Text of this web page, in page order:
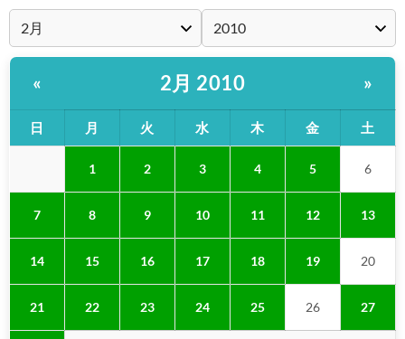
« 2月 2010 »
日 月 火 水 木 金 土
1 2 3 4 5 6
7 8 9 10 11 12 13
14 15 16 17 18 19 20
21 22 23 24 25 26 27